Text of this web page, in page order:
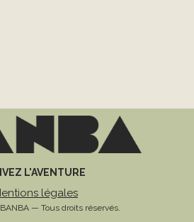
L'AVENTURE
légales
— Tous droits réservés.